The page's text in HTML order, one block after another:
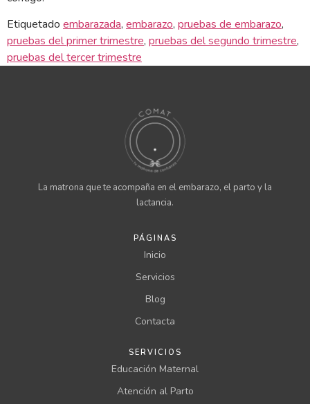
Etiquetado embarazada, embarazo, pruebas de embarazo,
pruebas del primer trimestre, pruebas del segundo trimestre,
pruebas del tercer trimestre
La matrona que te acompaña en el embarazo, el parto y la
lactancia.
PÁGINAS
Inicio
Servicios
Blog
Contacta
SERVICIOS
Educación Maternal
Atención al Parto